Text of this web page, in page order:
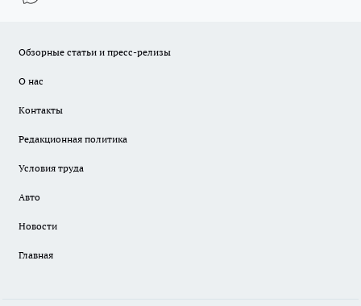
Обзорные статьи и пресс-релизы
О нас
Контакты
Редакционная политика
Условия труда
Авто
Новости
Главная